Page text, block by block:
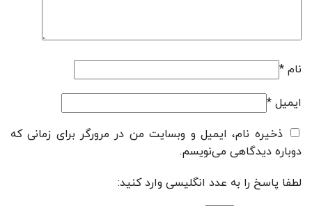
نام *
ایمیل *
ذخیره نام، ایمیل و وبسایت من در مرورگر برای زمانی که
دوباره دیدگاهی می‌نویسم.
لطفا پاسخ را به عدد انگلیسی وارد کنید: